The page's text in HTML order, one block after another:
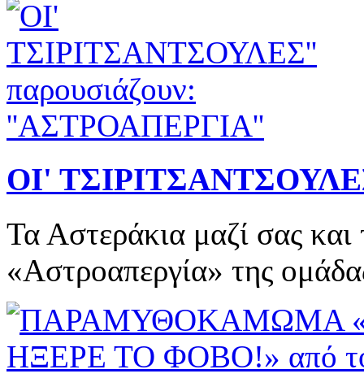
ΟΙ'
Τα Αστεράκια μαζί σας
«Αστροαπεργία» της